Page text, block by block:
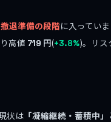
撤退準備の段階に入ってい
高値 719 円(+3.8%)。リス
状は 「凝縮継続・蓄積中」